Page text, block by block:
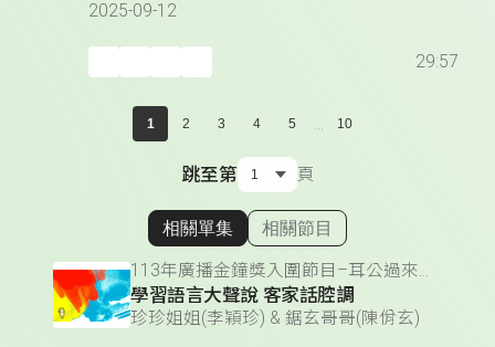
2025-09-12
29:57
1 2 3 4 5 ... 10
跳至第 頁
顯示相關單集
相關單集 相關節目
113年廣播金鐘獎入圍節目–耳公過來聽(兒童節目主持人獎)
學習語言大聲說 客家話腔調
珍珍姐姐(李穎珍) & 鋸玄哥哥(陳佾玄)